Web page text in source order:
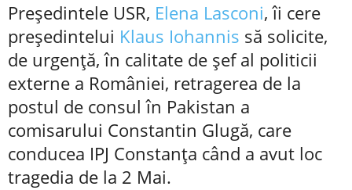
Preşedintele USR, Elena Lasconi, îi cere
preşedintelui Klaus Iohannis să solicite,
de urgenţă, în calitate de şef al politicii
externe a României, retragerea de la
postul de consul în Pakistan a
comisarului Constantin Glugă, care
conducea IPJ Constanţa când a avut loc
tragedia de la 2 Mai.